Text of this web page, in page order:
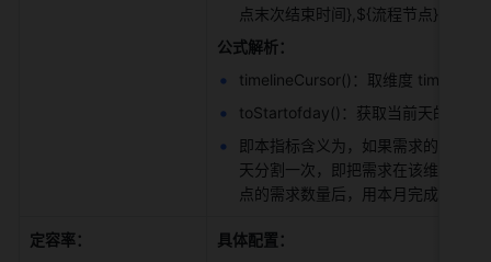
点末次结束时间},${流程节点}.${节
公式解析：
timelineCursor()：取维度 timeline
toStartofday()：获取当前天的起始
即本指标含义为，如果需求的完成
天分割一次，即把需求在该维度上
点的需求数量后，用本月完成开发
定容率：
具体配置：